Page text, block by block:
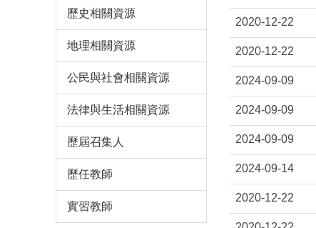
歷史相關資源
地理相關資源
公民與社會相關資源
法律與生活相關資源
歷屆召集人
歷任教師
實習教師
2020-12-22
2020-12-22
2024-09-09
2024-09-09
2024-09-09
2024-09-14
2020-12-22